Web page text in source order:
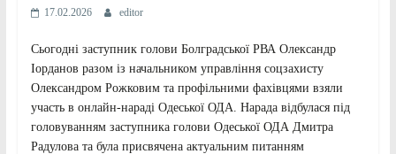
17.02.2026 editor
Сьогодні заступник голови Болградської РВА Олександр
Іорданов разом із начальником управління соцзахисту
Олександром Рожковим та профільними фахівцями взяли
участь в онлайн-нараді Одеської ОДА. Нарада відбулася під
головуванням заступника голови Одеської ОДА Дмитра
Радулова та була присвячена актуальним питанням